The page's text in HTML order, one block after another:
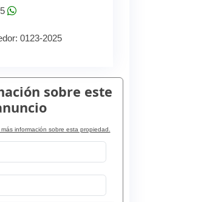
0123-2025
sobre este
información sobre esta propiedad.